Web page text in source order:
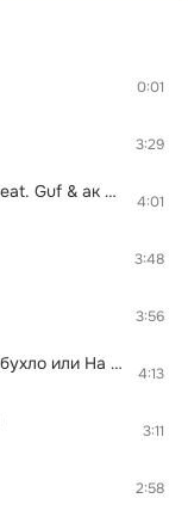
0:01
3:29
Медляк (prod. by Баста Ноггано feat. Guf & ак 47 ) 4:01
3:48
3:56
С толстым ХУ !) [ Плавки, лето и бухло или На Хундае 2 ] __ Пишем песни под заказ (на свадьбы, юбилей и день рождения), изготовление аудиорекламы. Обучение вокалу,репу, запись треков на студии, подготовка к кастингам: X-фактор, Голос країни, Україна має т 4:13
3:11
2:58